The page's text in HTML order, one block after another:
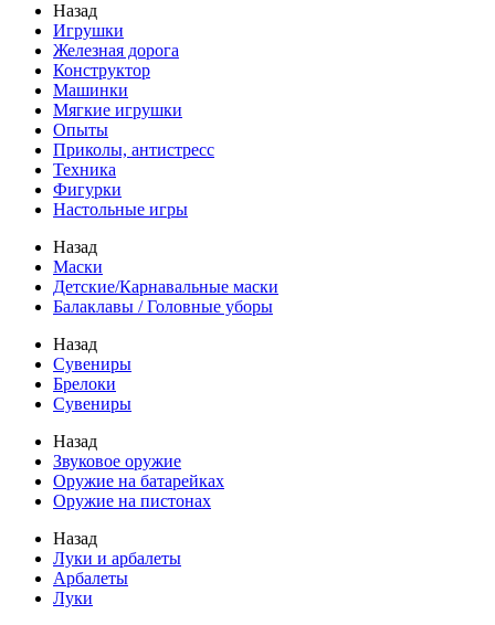
Назад
Игрушки
Железная дорога
Конструктор
Машинки
Мягкие игрушки
Опыты
Приколы, антистресс
Техника
Фигурки
Настольные игры
Назад
Маски
Детские/Карнавальные маски
Балаклавы / Головные уборы
Назад
Сувениры
Брелоки
Сувениры
Назад
Звуковое оружие
Оружие на батарейках
Оружие на пистонах
Назад
Луки и арбалеты
Арбалеты
Луки